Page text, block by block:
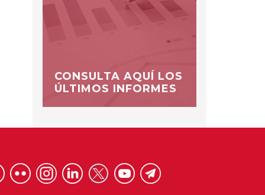
CONSULTA AQUÍ LOS
ÚLTIMOS INFORMES